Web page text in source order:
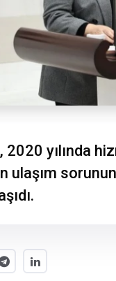
2020 yılında
ulaşım